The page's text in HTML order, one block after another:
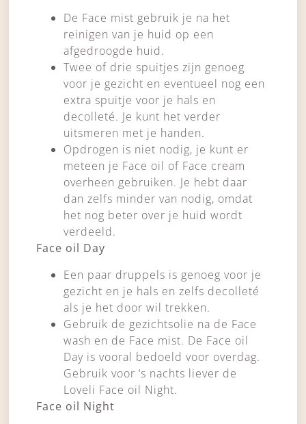
De Face mist gebruik je na het
reinigen van je huid op een
afgedroogde huid.
Twee of drie spuitjes zijn genoeg
voor je gezicht en eventueel nog een
extra spuitje voor je hals en
decolleté. Je kunt het verder
uitsmeren met je handen.
Opdrogen is niet nodig, je kunt er
meteen je Face oil of Face cream
overheen gebruiken. Je hebt daar
dan zelfs minder van nodig, omdat
het nog beter over je huid wordt
verdeeld.
Face oil Day
Een paar druppels is genoeg voor je
gezicht en je hals en zelfs decolleté
als je het door wil trekken.
Gebruik de gezichtsolie na de Face
wash en de Face mist. De Face oil
Day is vooral bedoeld voor overdag.
Gebruik voor ‘s nachts liever de
Loveli Face oil Night.
Face oil Night